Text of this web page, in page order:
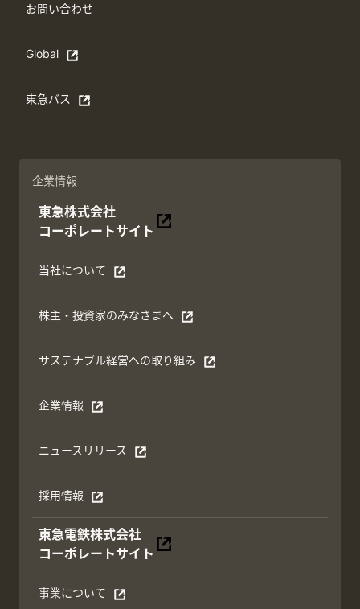
お問い合わせ
Global
Open in a new window
東急バス
別ウィンドウで開く
企業情報
東急株式会社
コーポレートサイト
別ウィンドウで開く
当社について
別ウィンドウで開く
株主・投資家のみなさまへ
別ウィンドウで開く
サステナブル経営への取り組み
別ウィンドウで開く
企業情報
別ウィンドウで開く
ニュースリリース
別ウィンドウで開く
採用情報
別ウィンドウで開く
東急電鉄株式会社
コーポレートサイト
別ウィンドウで開く
事業について
別ウィンドウで開く